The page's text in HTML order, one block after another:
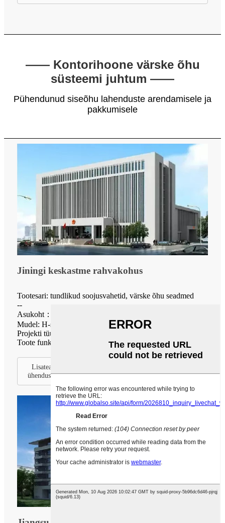
—— Kontorihoone värske õhu
süsteemi juhtum ——
Pühendunud siseõhu lahenduste arendamisele ja
pakkumisele
Jiningi keskastme rahvakohus
Tootesari: tundlikud soojusvahetid, värske õhu seadmed
--
Asukoht：Jining
Mudel: H-seeria, K-seeria
Projekti tüüp: büroohoone, terviklik hoone
Toote funktsioon: ventilatsioon ja õhu puhastamine.
Lisateabe saamiseks valdkonna lahenduste kohta võtke
ühendust meie klienditeenindusega.